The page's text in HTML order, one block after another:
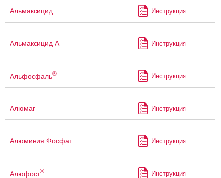
Альмаксицид Инструкция
Альмаксицид А Инструкция
Альфосфаль® Инструкция
Алюмаг Инструкция
Алюминия Фосфат Инструкция
Алюфост® Инструкция